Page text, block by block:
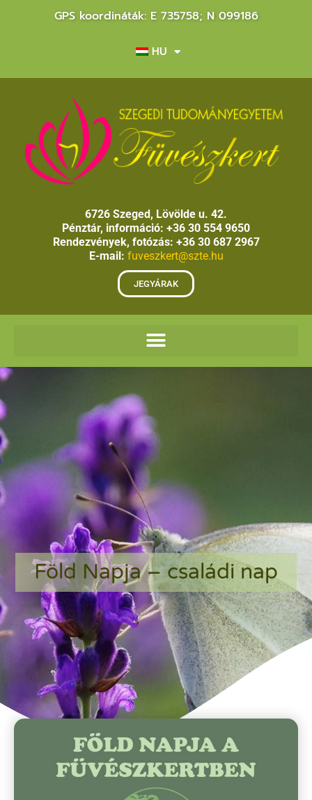
GPS koordináták: E 735758; N 099186
HU
6726 Szeged, Lövölde u. 42.
Pénztár, információ: +36 30 554 9650
Rendezvények, fotózás: +36 30 687 2967
E-mail: fuveszkert@szte.hu
JEGYÁRAK
Föld Napja – családi nap